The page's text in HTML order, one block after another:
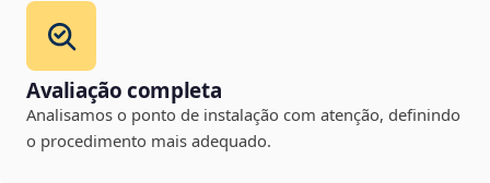
Avaliação completa
Analisamos o ponto de instalação com atenção, definindo
o procedimento mais adequado.